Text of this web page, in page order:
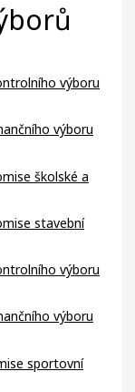
výboru
výboru
školské a
stavební
výboru
výboru
sportovní